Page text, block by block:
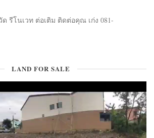
รีโนเวท ต่อเติม ติดต่อคุณ เก่ง 081-
LAND FOR SALE